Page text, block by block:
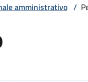
amministrativo /